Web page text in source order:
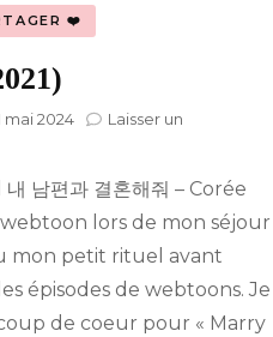
❤️
mai 2024
Laisser un
남편과 결혼해줘 – Corée
lors de mon séjour
mon petit rituel avant
épisodes de webtoons. Je
de coeur pour « Marry